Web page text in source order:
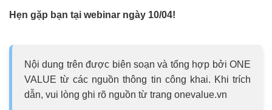
Hẹn gặp bạn tại webinar ngày 10/04!
Nội dung trên được biên soạn và tổng hợp bởi ONE
VALUE từ các nguồn thông tin công khai. Khi trích
dẫn, vui lòng ghi rõ nguồn từ trang onevalue.vn